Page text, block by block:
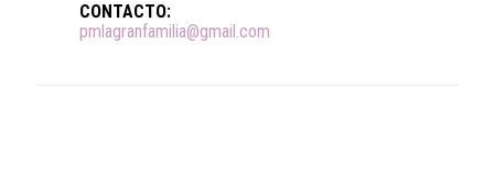
CONTACTO:
pmlagranfamilia@gmail.com